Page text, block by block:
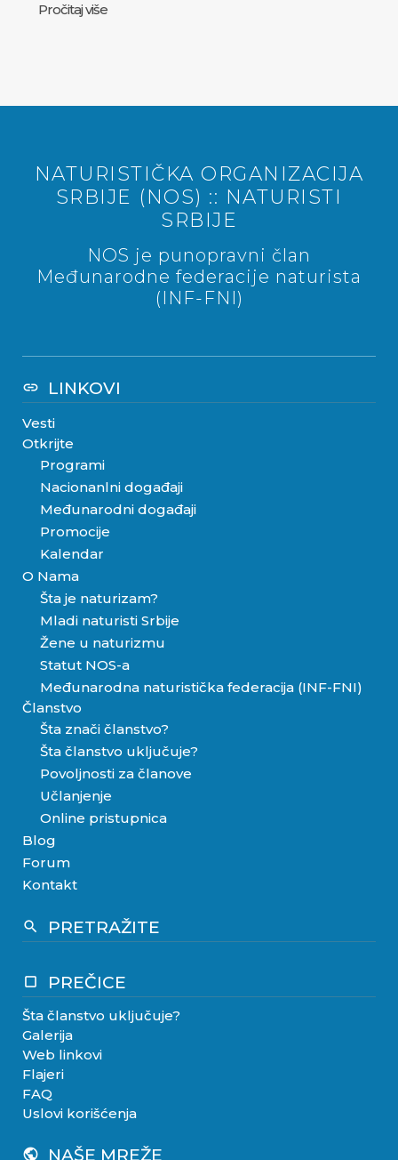
Pročitaj više
NATURISTIČKA ORGANIZACIJA
SRBIJE (NOS) :: NATURISTI
SRBIJE
NOS je punopravni član
Međunarodne federacije naturista
(INF-FNI)
link LINKOVI
Vesti
Otkrijte
Programi
Nacionanlni događaji
Međunarodni događaji
Promocije
Kalendar
O Nama
Šta je naturizam?
Mladi naturisti Srbije
Žene u naturizmu
Statut NOS-a
Međunarodna naturistička federacija (INF-FNI)
Članstvo
Šta znači članstvo?
Šta članstvo uključuje?
Povoljnosti za članove
Učlanjenje
Online pristupnica
Blog
Forum
Kontakt
search PRETRAŽITE
crop_square PREČICE
Šta članstvo uključuje?
Galerija
Web linkovi
Flajeri
FAQ
Uslovi korišćenja
public NAŠE MREŽE